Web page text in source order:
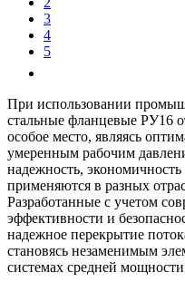
3
4
5
При использовании
стальные фланцевые РУ16
особое место, являясь
умеренным рабочим
надежность,
применяются в разных
Разработанные с учетом
эффективности и
надежное перекрытие
становясь незаменимым
системах средней